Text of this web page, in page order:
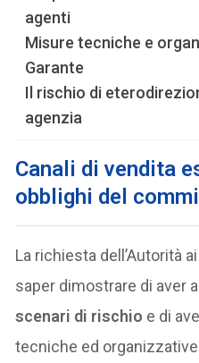
agenti
Misure tecniche e
Garante
Il rischio di
agenzia
Canali di vendita
obblighi del
La richiesta dell’Autorità
saper dimostrare di aver
scenari di rischio e di
tecniche ed